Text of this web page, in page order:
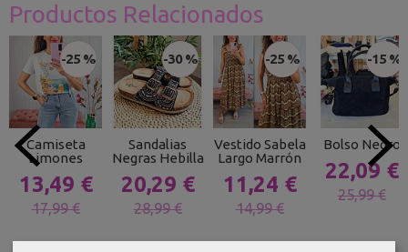
Productos Relacionados
-25 %
Camiseta
Limones
13,49 €
17,99 €
-30 %
Sandalias
Negras Hebilla
20,29 €
28,99 €
-25 %
Vestido Sabela
Largo Marrón
11,24 €
14,99 €
-15 %
Bolso Negro
22,09 €
25,99 €